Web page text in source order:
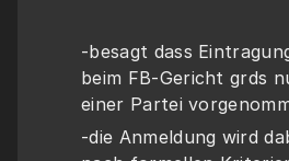
-besagt dass
beim FB-Gericht grds
einer Partei
-die Anmeldung wird